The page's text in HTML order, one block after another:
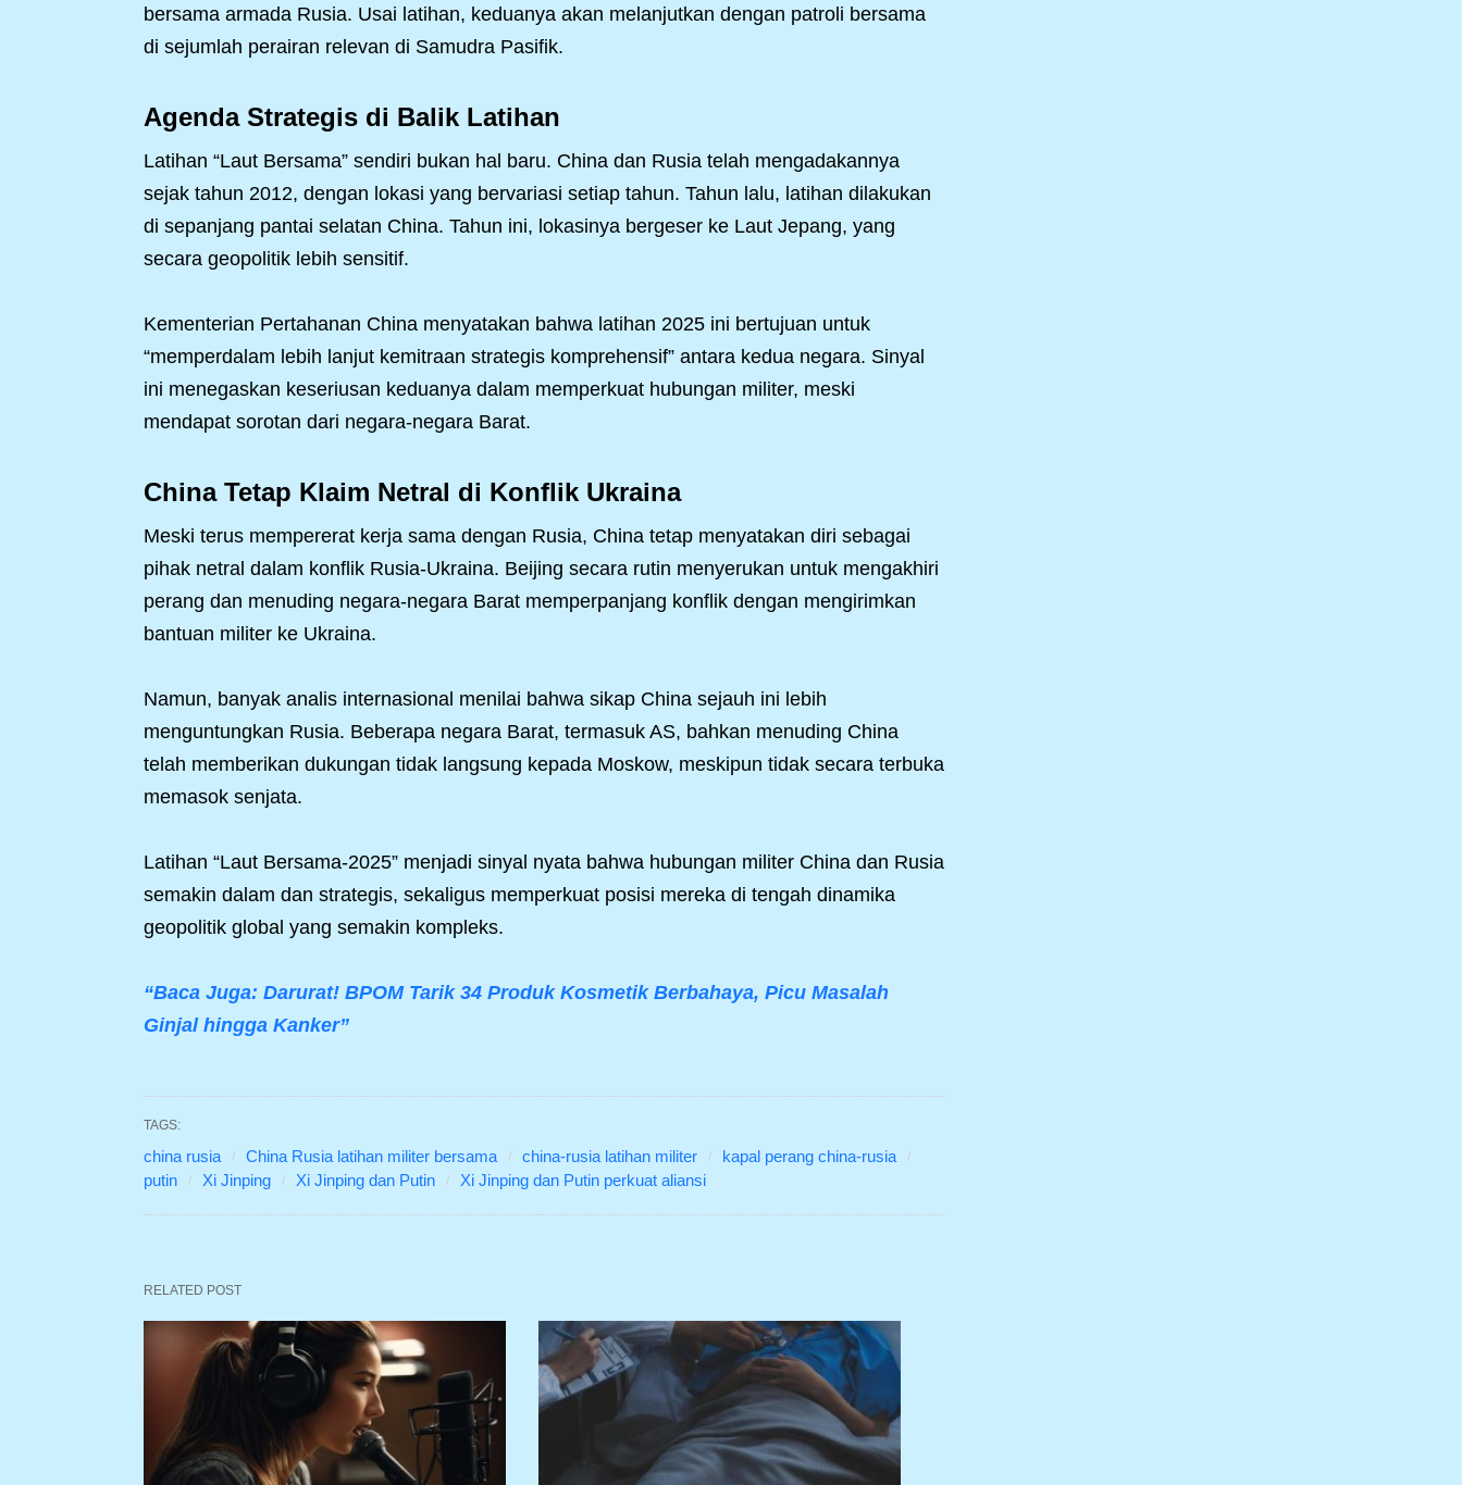
bersama armada Rusia. Usai latihan, keduanya akan melanjutkan dengan patroli bersama
di sejumlah perairan relevan di Samudra Pasifik.
Agenda Strategis di Balik Latihan
Latihan “Laut Bersama” sendiri bukan hal baru. China dan Rusia telah mengadakannya
sejak tahun 2012, dengan lokasi yang bervariasi setiap tahun. Tahun lalu, latihan dilakukan
di sepanjang pantai selatan China. Tahun ini, lokasinya bergeser ke Laut Jepang, yang
secara geopolitik lebih sensitif.
Kementerian Pertahanan China menyatakan bahwa latihan 2025 ini bertujuan untuk
“memperdalam lebih lanjut kemitraan strategis komprehensif” antara kedua negara. Sinyal
ini menegaskan keseriusan keduanya dalam memperkuat hubungan militer, meski
mendapat sorotan dari negara-negara Barat.
China Tetap Klaim Netral di Konflik Ukraina
Meski terus mempererat kerja sama dengan Rusia, China tetap menyatakan diri sebagai
pihak netral dalam konflik Rusia-Ukraina. Beijing secara rutin menyerukan untuk mengakhiri
perang dan menuding negara-negara Barat memperpanjang konflik dengan mengirimkan
bantuan militer ke Ukraina.
Namun, banyak analis internasional menilai bahwa sikap China sejauh ini lebih
menguntungkan Rusia. Beberapa negara Barat, termasuk AS, bahkan menuding China
telah memberikan dukungan tidak langsung kepada Moskow, meskipun tidak secara terbuka
memasok senjata.
Latihan “Laut Bersama-2025” menjadi sinyal nyata bahwa hubungan militer China dan Rusia
semakin dalam dan strategis, sekaligus memperkuat posisi mereka di tengah dinamika
geopolitik global yang semakin kompleks.
“Baca Juga: Darurat! BPOM Tarik 34 Produk Kosmetik Berbahaya, Picu Masalah
Ginjal hingga Kanker”
TAGS:
china rusia China Rusia latihan militer bersama china-rusia latihan militer
kapal perang china-rusia
putin
Xi Jinping Xi Jinping dan Putin Xi Jinping dan Putin perkuat aliansi
RELATED POST